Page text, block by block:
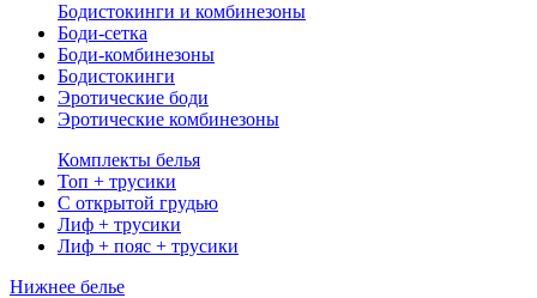
Бодистокинги и комбинезоны
Боди-сетка
Боди-комбинезоны
Бодистокинги
Эротические боди
Эротические комбинезоны
Комплекты белья
Топ + трусики
С открытой грудью
Лиф + трусики
Лиф + пояс + трусики
Нижнее белье